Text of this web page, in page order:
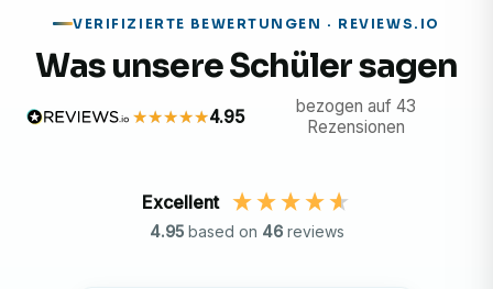
VERIFIZIERTE BEWERTUNGEN · REVIEWS.IO
Was unsere Schüler sagen
4.95
bezogen auf 43
Rezensionen
Excellent
4.95 based on 46 reviews